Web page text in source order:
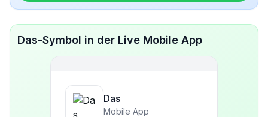
Das-Symbol in der Live Mobile App
Das
Mobile App